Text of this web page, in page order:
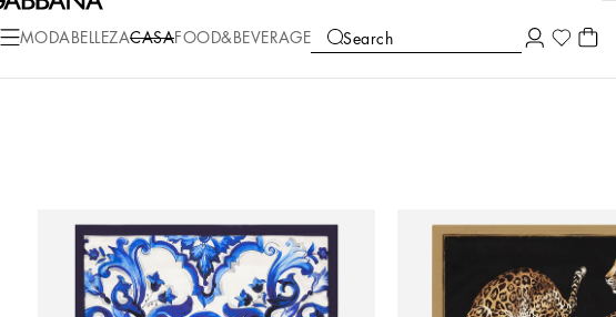
MODA BELLEZACASAFOOD&BEVERAGE Search
COLLECTIONS